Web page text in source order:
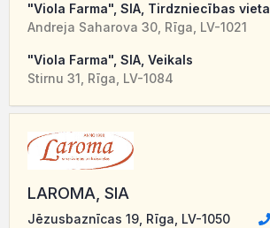
"Viola Farma", SIA, Tirdzniecības vieta
Andreja Saharova 30, Rīga, LV-1021
"Viola Farma", SIA, Veikals
Stirnu 31, Rīga, LV-1084
LAROMA, SIA
Jēzusbaznīcas 19, Rīga, LV-1050